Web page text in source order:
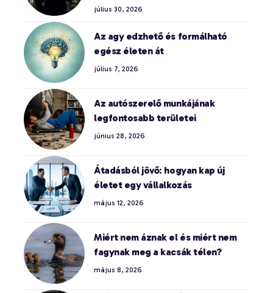
július 30, 2026
Az agy edzhető és formálható
egész életen át
július 7, 2026
Az autószerelő munkájának
legfontosabb területei
június 28, 2026
Átadásból jövő: hogyan kap új
életet egy vállalkozás
május 12, 2026
Miért nem áznak el és miért nem
fagynak meg a kacsák télen?
május 8, 2026